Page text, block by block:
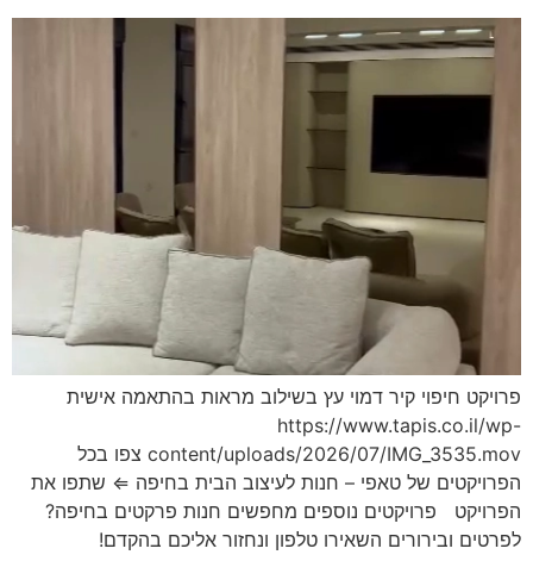
פרויקט חיפוי קיר דמוי עץ בשילוב מראות בהתאמה אישית
https://www.tapis.co.il/wp-
content/uploads/2026/07/IMG_3535.mov צפו בכל
הפרויקטים של טאפי – חנות לעיצוב הבית בחיפה ⇐ שתפו את
הפרויקט פרויקטים נוספים מחפשים חנות פרקטים בחיפה?
לפרטים ובירורים השאירו טלפון ונחזור אליכם בהקדם!